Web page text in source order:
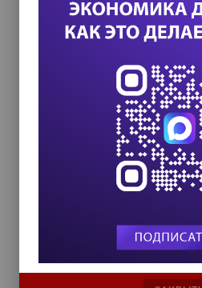
соединение,
задание приоритетов,
статистику и
пороговые значения,
пропускной
службами,
вложенные (Stacking)
диагностику;
мультисервисные NTU
службы TDM,
соединениям;
E1/T1; статистика
вариацию задержки,
ошибки в
передачи и т.д.